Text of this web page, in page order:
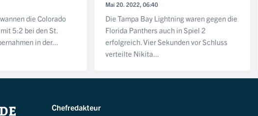
die Colorado
5:2 bei den St.
in der...
Mai 20. 2022, 06:40
Die Tampa Bay Lightning waren gegen die
Florida Panthers auch in Spiel 2
erfolgreich. Vier Sekunden vor Schluss
verteilte Nikita...
Chefredakteur